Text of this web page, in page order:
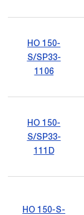
HO 150-
S/SP33-
1106
HO 150-
S/SP33-
111D
HO 150-S-